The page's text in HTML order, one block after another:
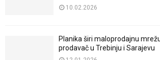
10.02.2026
Planika širi maloprodajnu
prodavač u Trebinju i Sarajevu